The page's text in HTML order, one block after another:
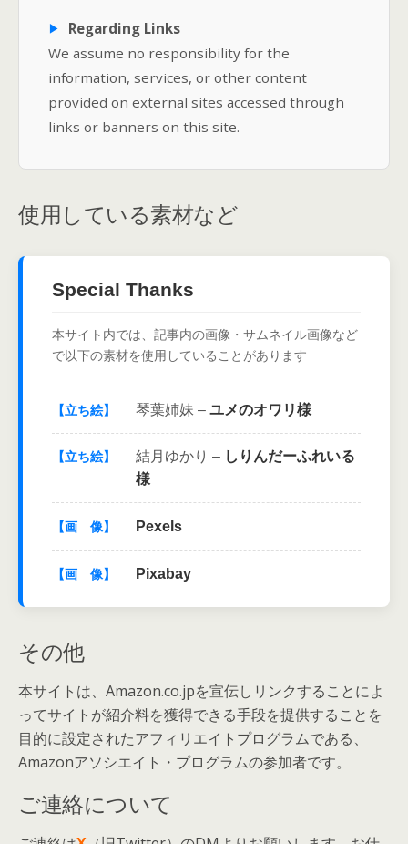
Regarding Links
We assume no responsibility for the
information, services, or other content
provided on external sites accessed through
links or banners on this site.
使用している素材など
Special Thanks
本サイト内では、記事内の画像・サムネイル画像など
で以下の素材を使用していることがあります
【立ち絵】 琴葉姉妹 – ユメのオワリ様
【立ち絵】 結月ゆかり – しりんだーふれいる
様
【画 像】 Pexels
【画 像】 Pixabay
その他
本サイトは、Amazon.co.jpを宣伝しリンクすることによ
ってサイトが紹介料を獲得できる手段を提供することを
目的に設定されたアフィリエイトプログラムである、
Amazonアソシエイト・プログラムの参加者です。
ご連絡について